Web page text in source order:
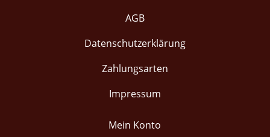
AGB
Datenschutzerklärung
Zahlungsarten
Impressum
Mein Konto